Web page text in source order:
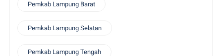
Pemkab Lampung Barat
Pemkab Lampung Selatan
Pemkab Lampung Tengah